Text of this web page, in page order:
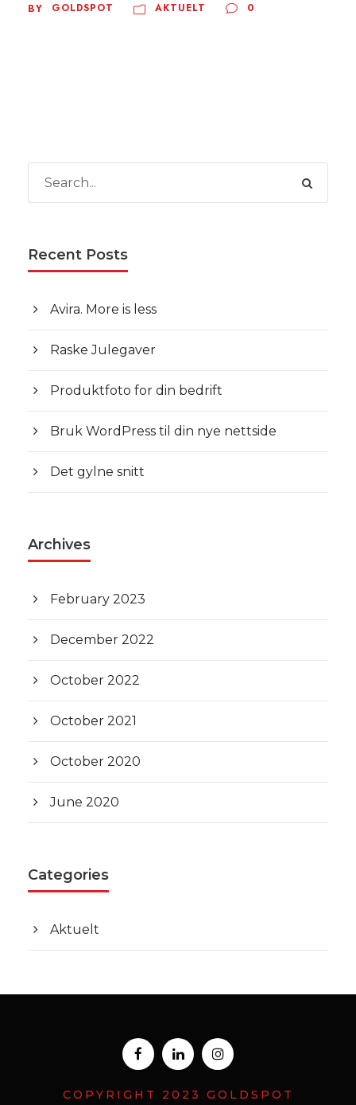
BY GOLDSPOT AKTUELT 0
Recent Posts
Avira. More is less
Raske Julegaver
Produktfoto for din bedrift
Bruk WordPress til din nye nettside
Det gylne snitt
Archives
February 2023
December 2022
October 2022
October 2021
October 2020
June 2020
Categories
Aktuelt
COPYRIGHT 2023 GOLDSPOT